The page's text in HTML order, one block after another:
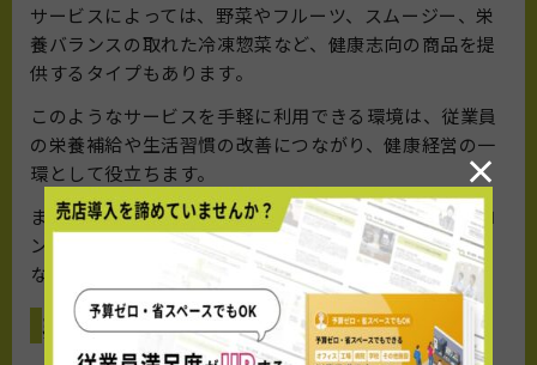
サービスによっては、野菜やフルーツ、スムージー、栄
養バランスの取れた冷凍惣菜など、健康志向の商品を提
供するタイプもあります。
このようなサービスを手軽に利用できる環境は、従業員
の栄養補給や生活習慣の改善につながり、健康経営の一
環として役立ちます。
また、糖質オフ食品や特定保健用食品を扱うオフィスコ
ンビニも増えており、多様な健康ニーズに対応しやすく
なっています。
非常時の備蓄として役立つ
×